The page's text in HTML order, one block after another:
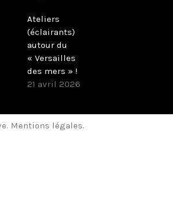
Ateliers
(éclairants)
autour du
« Versailles
des mers » !
21 avril 2026
Mentions légales.